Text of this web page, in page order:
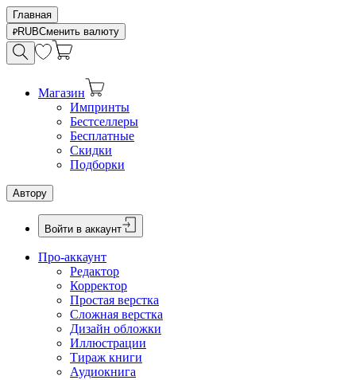
Главная
RUBСменить валюту
Магазин
Импринты
Бестселлеры
Бесплатные
Скидки
Подборки
Автору
Войти в аккаунт
Про-аккаунт
Редактор
Корректор
Простая верстка
Сложная верстка
Дизайн обложки
Иллюстрации
Тираж книги
Аудиокнига